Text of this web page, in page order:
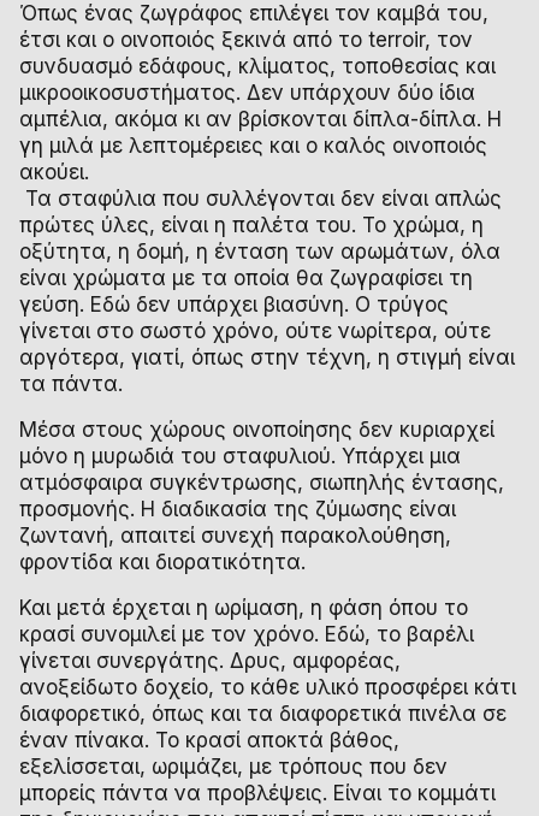
Όπως ένας ζωγράφος επιλέγει τον καμβά του,
έτσι και ο οινοποιός ξεκινά από το terroir, τον
συνδυασμό εδάφους, κλίματος, τοποθεσίας και
μικροοικοσυστήματος. Δεν υπάρχουν δύο ίδια
αμπέλια, ακόμα κι αν βρίσκονται δίπλα-δίπλα. Η
γη μιλά με λεπτομέρειες και ο καλός οινοποιός
ακούει.
Τα σταφύλια που συλλέγονται δεν είναι απλώς
πρώτες ύλες, είναι η παλέτα του. Το χρώμα, η
οξύτητα, η δομή, η ένταση των αρωμάτων, όλα
είναι χρώματα με τα οποία θα ζωγραφίσει τη
γεύση. Εδώ δεν υπάρχει βιασύνη. Ο τρύγος
γίνεται στο σωστό χρόνο, ούτε νωρίτερα, ούτε
αργότερα, γιατί, όπως στην τέχνη, η στιγμή είναι
τα πάντα.
Μέσα στους χώρους οινοποίησης δεν κυριαρχεί
μόνο η μυρωδιά του σταφυλιού. Υπάρχει μια
ατμόσφαιρα συγκέντρωσης, σιωπηλής έντασης,
προσμονής. Η διαδικασία της ζύμωσης είναι
ζωντανή, απαιτεί συνεχή παρακολούθηση,
φροντίδα και διορατικότητα.
Και μετά έρχεται η ωρίμαση, η φάση όπου το
κρασί συνομιλεί με τον χρόνο. Εδώ, το βαρέλι
γίνεται συνεργάτης. Δρυς, αμφορέας,
ανοξείδωτο δοχείο, το κάθε υλικό προσφέρει κάτι
διαφορετικό, όπως και τα διαφορετικά πινέλα σε
έναν πίνακα. Το κρασί αποκτά βάθος,
εξελίσσεται, ωριμάζει, με τρόπους που δεν
μπορείς πάντα να προβλέψεις. Είναι το κομμάτι